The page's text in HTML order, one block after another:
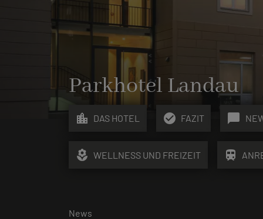
Parkhotel Landau
location_city DAS HOTEL check_circle FAZIT chat_bubble
local_florist WELLNESS UND FREIZEIT train
News